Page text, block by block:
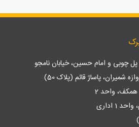
پل چوبی و امام حسین، خیابان نامجو
شمیران، پاساژ قائم (پلاک 50)
واحد 2
1 اداری